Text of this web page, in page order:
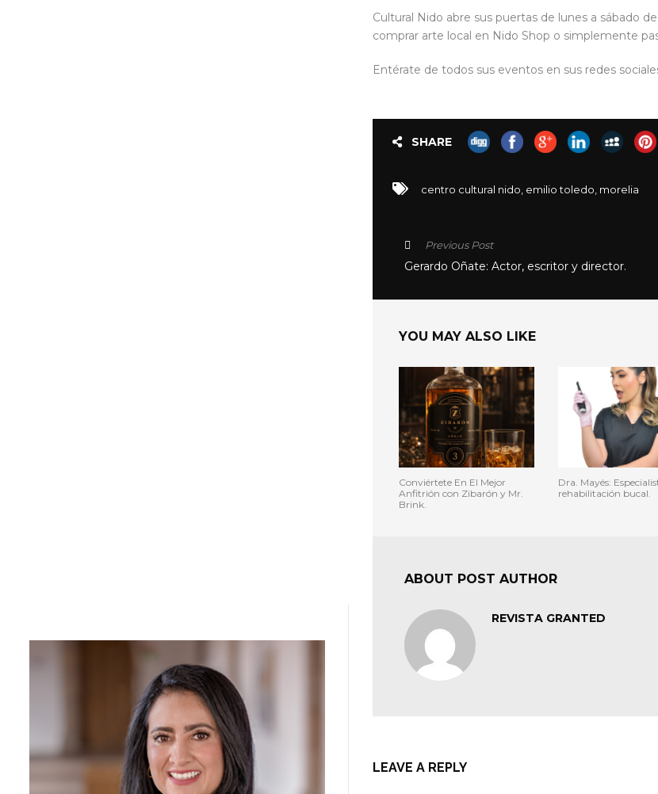
Cultural Nido abre sus puertas de lunes a sábado
comprar arte local en Nido Shop o simplemente
Entérate de todos sus eventos en sus redes
SHARE
centro cultural nido emilio toledo morelia
Previous Post
Gerardo Oñate: Actor, escritor y director.
YOU MAY ALSO LIKE
Conviértete En El Mejor
Anfitrión con Zibarón y Mr.
Brink.
Dra. Mayés:
rehabilitación bucal.
ABOUT POST AUTHOR
REVISTA GRANTED
LEAVE A REPLY